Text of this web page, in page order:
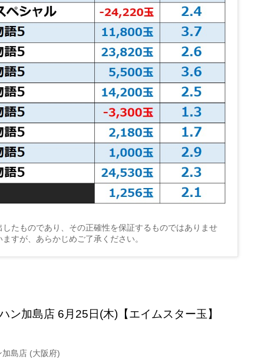
たものであり、その正確性を保証するものではありませ
すが、あらかじめご了承ください。
ン加島店 6月25日(木)【エイムスター玉】
島店 (大阪府)